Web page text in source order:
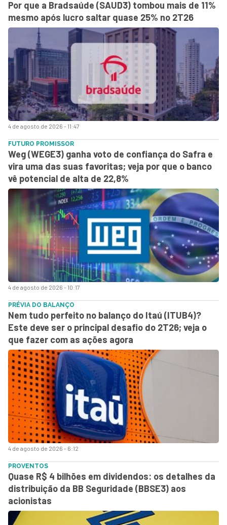
4 de agosto de 2026 - 11:47
Por que a Bradsaúde (SAUD3) tombou mais de 11%
mesmo após lucro saltar quase 25% no 2T26
4 de agosto de 2026 - 10:17
FUTURO PROMISSOR
Weg (WEGE3) ganha voto de confiança do Safra e
vira uma das suas favoritas; veja por que o banco
vê potencial de alta de 22,8%
4 de agosto de 2026 - 6:12
PRÉVIA DO BALANÇO
Nem tudo perfeito no balanço do Itaú (ITUB4)?
Este deve ser o principal desafio do 2T26; veja o
que fazer com as ações agora
PROVENTOS
Quase R$ 4 bilhões em dividendos: os detalhes da
distribuição da BB Seguridade (BBSE3) aos
acionistas